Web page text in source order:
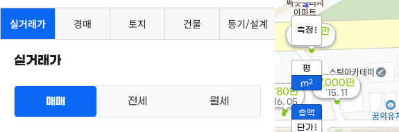
780만
'16. 05
6,500만
7,000만
'15. 11
측정
평
m2
총액
단가
실거래가 경매 토지 건물 등기/설계
실거래가
매매 전세 월세